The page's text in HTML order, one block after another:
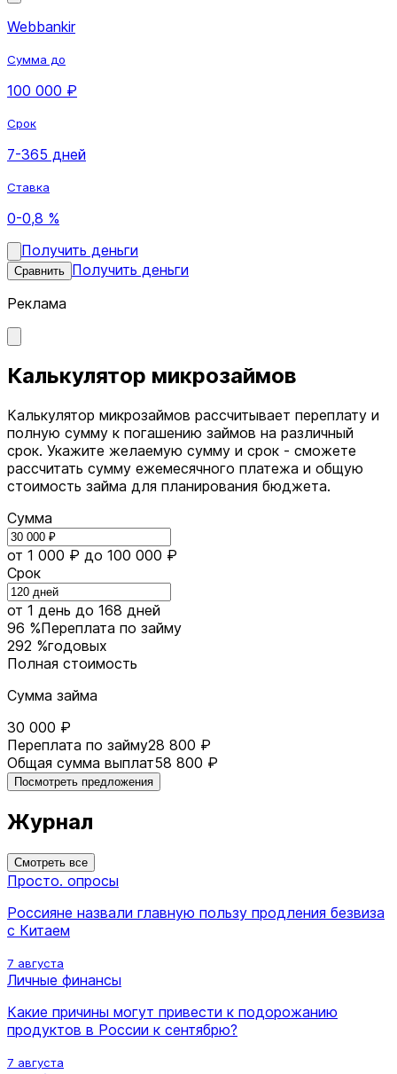
Webbankir
Сумма до
100 000 ₽
Срок
7-365 дней
Ставка
0-0,8 %
Получить деньги
Сравнить Получить деньги
Реклама
Калькулятор микрозаймов
Калькулятор микрозаймов рассчитывает переплату и
полную сумму к погашению займов на различный
срок. Укажите желаемую сумму и срок - сможете
рассчитать сумму ежемесячного платежа и общую
стоимость займа для планирования бюджета.
Сумма
от 1 000 ₽ до 100 000 ₽
Срок
от 1 день до 168 дней
96 %Переплата по займу
292 %годовых
Полная стоимость
Сумма займа
30 000 ₽
Переплата по займу28 800 ₽
Общая сумма выплат58 800 ₽
Посмотреть предложения
Журнал
Смотреть все
Просто. опросы
Россияне назвали главную пользу продления безвиза
с Китаем
7 августа
Личные финансы
Какие причины могут привести к подорожанию
продуктов в России к сентябрю?
7 августа